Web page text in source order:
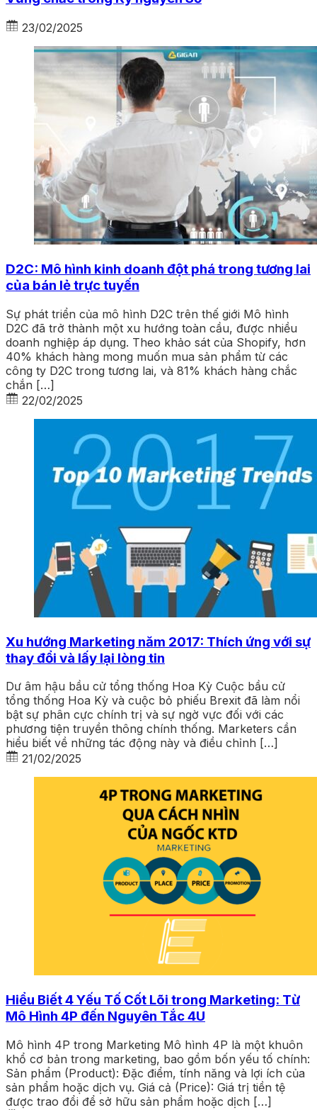
23/02/2025
D2C: Mô hình kinh doanh đột phá trong tương lai
của bán lẻ trực tuyến
Sự phát triển của mô hình D2C trên thế giới Mô hình
D2C đã trở thành một xu hướng toàn cầu, được nhiều
doanh nghiệp áp dụng. Theo khảo sát của Shopify, hơn
40% khách hàng mong muốn mua sản phẩm từ các
công ty D2C trong tương lai, và 81% khách hàng chắc
chắn […]
22/02/2025
Xu hướng Marketing năm 2017: Thích ứng với sự
thay đổi và lấy lại lòng tin
Dư âm hậu bầu cử tổng thống Hoa Kỳ Cuộc bầu cử
tổng thống Hoa Kỳ và cuộc bỏ phiếu Brexit đã làm nổi
bật sự phân cực chính trị và sự ngờ vực đối với các
phương tiện truyền thông chính thống. Marketers cần
hiểu biết về những tác động này và điều chỉnh […]
21/02/2025
Hiểu Biết 4 Yếu Tố Cốt Lõi trong Marketing: Từ
Mô Hình 4P đến Nguyên Tắc 4U
Mô hình 4P trong Marketing Mô hình 4P là một khuôn
khổ cơ bản trong marketing, bao gồm bốn yếu tố chính:
Sản phẩm (Product): Đặc điểm, tính năng và lợi ích của
sản phẩm hoặc dịch vụ. Giá cả (Price): Giá trị tiền tệ
được trao đổi để sở hữu sản phẩm hoặc dịch […]